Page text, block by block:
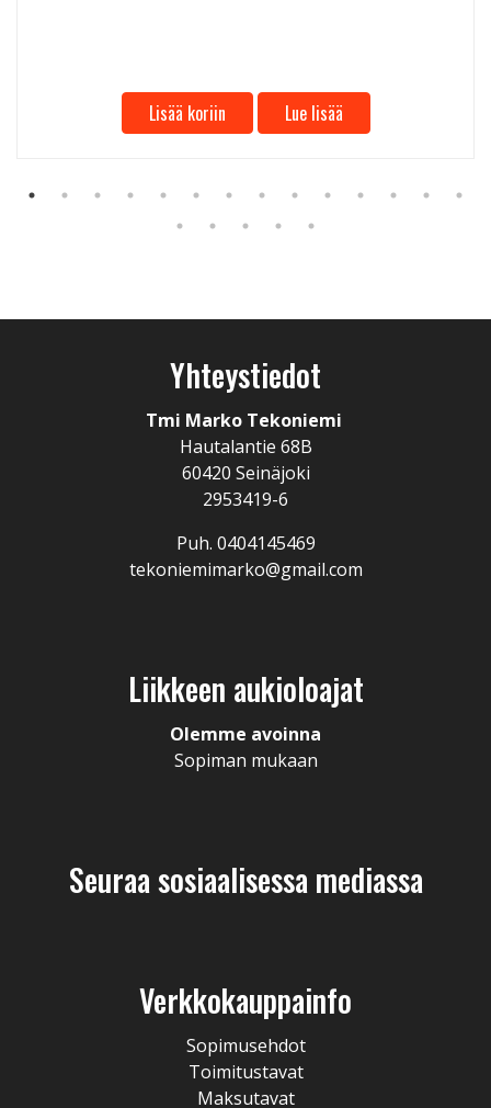
Lisää koriin Lue lisää
Yhteystiedot
Tmi Marko Tekoniemi
Hautalantie 68B
60420 Seinäjoki
2953419-6
Puh. 0404145469
tekoniemimarko@gmail.com
Liikkeen aukioloajat
Olemme avoinna
Sopiman mukaan
Seuraa sosiaalisessa mediassa
Verkkokauppainfo
Sopimusehdot
Toimitustavat
Maksutavat